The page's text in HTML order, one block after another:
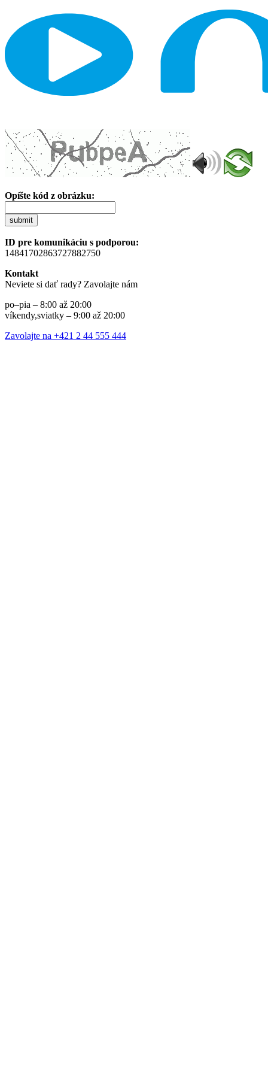
Opíšte kód z obrázku:
submit
ID pre komunikáciu s podporou:
14841702863727882750
Kontakt
Neviete si dať rady? Zavolajte nám
po–pia – 8:00 až 20:00
víkendy,sviatky – 9:00 až 20:00
Zavolajte na +421 2 44 555 444